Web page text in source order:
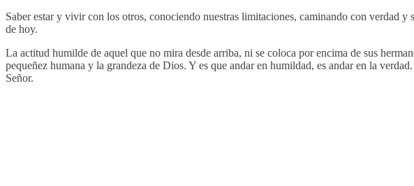
Saber estar y vivir con los otros, conociendo nuestras limitaciones, caminando con verdad
de hoy.
La actitud humilde de aquel que no mira desde arriba, ni se coloca por encima de sus
pequeñez humana y la grandeza de Dios. Y es que andar en humildad, es andar en la
Señor.